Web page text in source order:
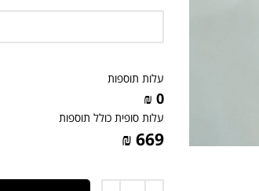
עלות תוספות
0 ₪
עלות סופית כולל תוספות
669 ₪